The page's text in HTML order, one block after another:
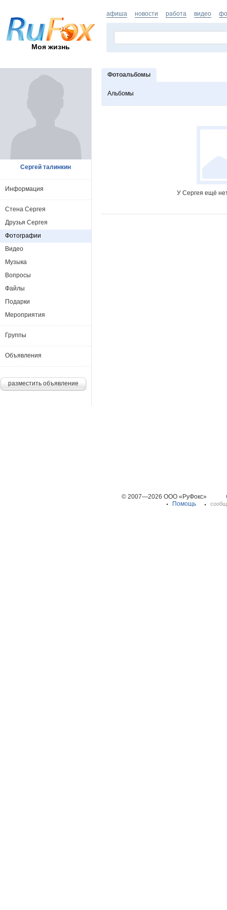
Моя жизнь
афиша новости работа видео
Фотоальбомы
Альбомы
У Сергея ещё
Сергей талинкин
Информация
Стена Сергея
Друзья Сергея
Фотографии
Видео
Музыка
Вопросы
Файлы
Подарки
Мероприятия
Группы
Объявления
разместить объявление
© 2007—2026 ООО «РуФокс»
Помощь